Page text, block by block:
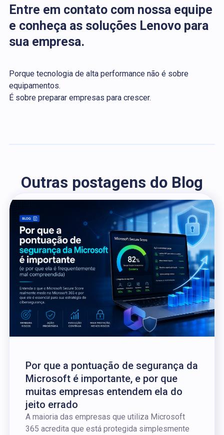
Entre em contato com nossa equipe
e conheça as soluções Lenovo para
sua empresa.
Porque tecnologia de alta performance não é sobre
equipamentos.
É sobre preparar empresas para crescer.
Outras postagens do Blog
Por que a pontuação de segurança da
Microsoft é importante, e por que
muitas empresas entendem ela do
jeito errado
A maioria das empresas que utiliza Microsoft
365 acredita que está protegida simplesmente